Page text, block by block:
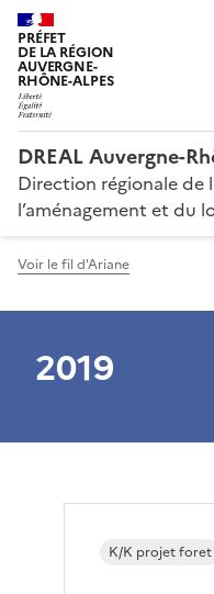
PRÉFET
DE LA RÉGION
AUVERGNE-
RHÔNE-ALPES
DREAL Auvergne-
Direction régionale de
l’aménagement et du
Voir le fil d'Ariane
2019
K/K projet foret